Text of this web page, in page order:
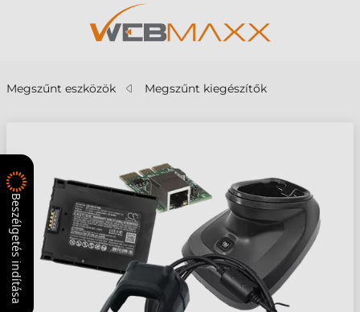
Megszűnt eszközök Megszűnt kiegészítők
Beszélgetés indítása